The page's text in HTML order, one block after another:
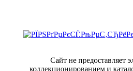
Сайт не предоставляет
коллекционированием и